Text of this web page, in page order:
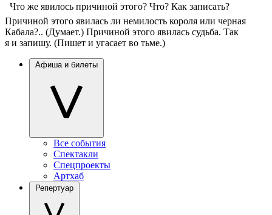
 Что же явилось причиной этого? Что? Как записать?
Причиной этого явилась ли немилость короля или черная
Кабала?.. (Думает.) Причиной этого явилась судьба. Так
я и запишу. (Пишет и угасает во тьме.)
Афиша и билеты
Все события
Спектакли
Спецпроекты
Артхаб
Репертуар